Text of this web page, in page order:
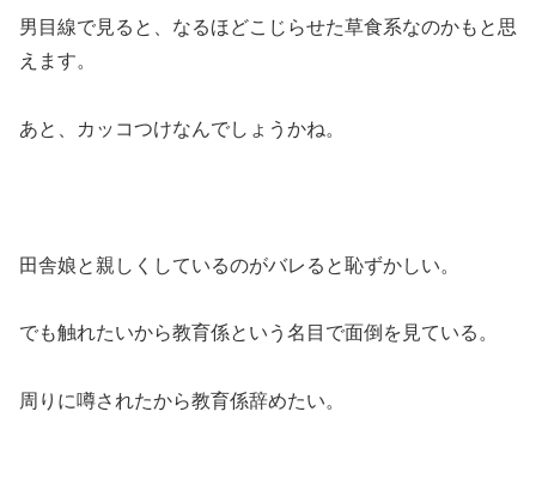
男目線で見ると、なるほどこじらせた草食系なのかもと思
えます。
あと、カッコつけなんでしょうかね。
田舎娘と親しくしているのがバレると恥ずかしい。
でも触れたいから教育係という名目で面倒を見ている。
周りに噂されたから教育係辞めたい。